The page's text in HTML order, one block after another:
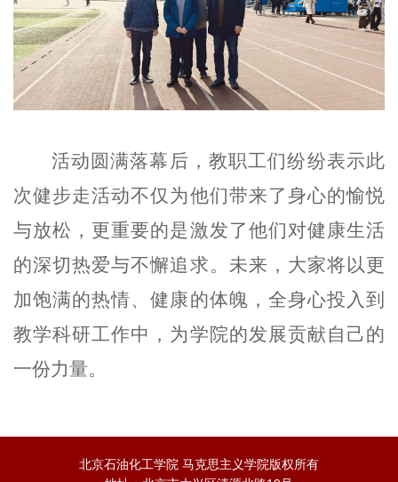
活动圆满落幕后，教职工们纷纷表示此
次健步走活动不仅为他们带来了身心的愉悦
与放松，更重要的是激发了他们对健康生活
的深切热爱与不懈追求。未来，大家将以更
加饱满的热情、健康的体魄，全身心投入到
教学科研工作中，为学院的发展贡献自己的
一份力量。
北京石油化工学院 马克思主义学院版权所有